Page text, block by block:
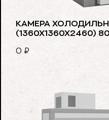
КАМЕРА
(1360Х1360Х2460)
0 ₽